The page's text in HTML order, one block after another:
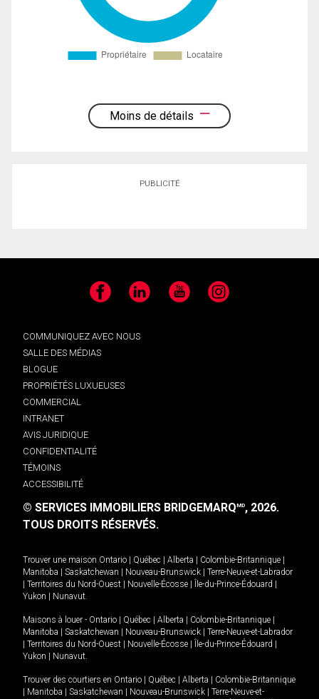
Moins de détails
PUBLICITÉ
Facebook LinkedIn YouTube Instagram
COMMUNIQUEZ AVEC NOUS
SALLE DES MÉDIAS
BLOGUE
PROPRIÉTÉS LUXUEUSES
COMMERCIAL
INTRANET
AVIS JURIDIQUE
CONFIDENTIALITÉ
TÉMOINS
ACCESSIBILITÉ
© SERVICES IMMOBILIERS BRIDGEMARQMD, 2026.
TOUS DROITS RÉSERVÉS.
Trouver une maison Ontario | Québec | Alberta | Colombie-Britannique |
Manitoba | Saskatchewan | Nouveau-Brunswick | Terre-Neuve-et-Labrador
| Territoires du Nord-Ouest | Nouvelle-Écosse | Île-du-Prince-Édouard |
Yukon | Nunavut
Maisons à louer - Ontario | Québec | Alberta | Colombie-Britannique |
Manitoba | Saskatchewan | Nouveau-Brunswick | Terre-Neuve-et-Labrador
| Territoires du Nord-Ouest | Nouvelle-Écosse | Île-du-Prince-Édouard |
Yukon | Nunavut
Trouver des courtiers en Ontario | Québec | Alberta | Colombie-Britannique
| Manitoba | Saskatchewan | Nouveau-Brunswick | Terre-Neuve-et-